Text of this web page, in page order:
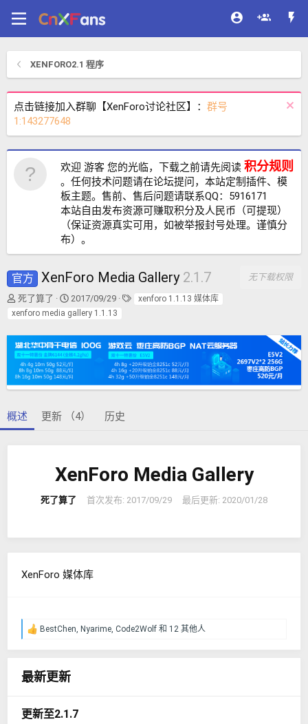
XENFORO2.1 程序
点击链接加入群聊【XenForo讨论社区】： 群号
1:143277648
欢迎 游客 您的光临，下载之前请先阅读 积分规则
。任何技术问题请在论坛提问，本站定制插件、模
板主题。售前、售后问题请联系QQ：5916171
本站自由发布资源可赚取积分及人民币（可提现）
（保证资源真实可用，如被举报封号处理。谨慎分
布）。
官方 XenForo Media Gallery 2.1.7
无下载权限
作
者
死了算了
创
建
期
2017/09/29
标
xenforo 1.1.13 媒体库
xenforo media gallery 1.1.13
概述 更新 （4） 历史
XenForo Media Gallery
死了算了 首次发布: 2017/09/29 最后更新: 2020/01/28
XenForo 媒体库
反 BestChen Nyarime Code2Wolf 和 12 其他人
最新更新
更新至2.1.7